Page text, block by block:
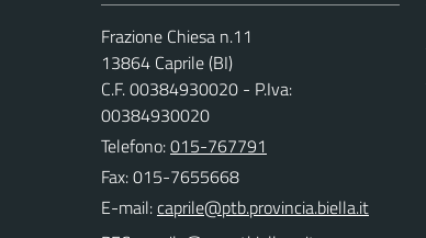
Frazione Chiesa n.11
13864 Caprile (BI)
C.F. 00384930020 - P.Iva:
00384930020
Telefono:015-767791
Fax: 015-7655668
E-mail: